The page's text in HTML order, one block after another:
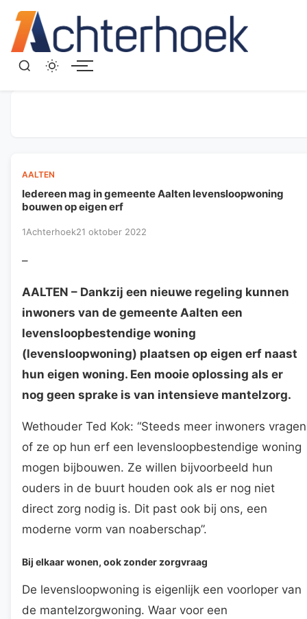
AALTEN
Iedereen mag in gemeente Aalten levensloopwoning
bouwen op eigen erf
1Achterhoek21 oktober 2022
–
AALTEN – Dankzij een nieuwe regeling kunnen
inwoners van de gemeente Aalten een
levensloopbestendige woning
(levensloopwoning) plaatsen op eigen erf naast
hun eigen woning. Een mooie oplossing als er
nog geen sprake is van intensieve mantelzorg.
Wethouder Ted Kok: “Steeds meer inwoners vragen
of ze op hun erf een levensloopbestendige woning
mogen bijbouwen. Ze willen bijvoorbeeld hun
ouders in de buurt houden ook als er nog niet
direct zorg nodig is. Dit past ook bij ons, een
moderne vorm van noaberschap”.
Bij elkaar wonen, ook zonder zorgvraag
De levensloopwoning is eigenlijk een voorloper van
de mantelzorgwoning. Waar voor een